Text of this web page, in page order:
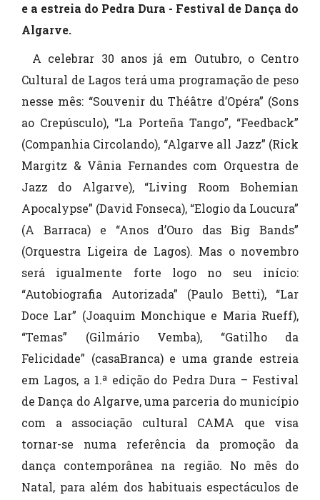
e a estreia do Pedra Dura - Festival de Dança do
Algarve.
A celebrar 30 anos já em Outubro, o Centro
Cultural de Lagos terá uma programação de peso
nesse mês: “Souvenir du Théâtre d’Opéra” (Sons
ao Crepúsculo), “La Porteña Tango”, “Feedback”
(Companhia Circolando), “Algarve all Jazz” (Rick
Margitz & Vânia Fernandes com Orquestra de
Jazz do Algarve), “Living Room Bohemian
Apocalypse” (David Fonseca), “Elogio da Loucura”
(A Barraca) e “Anos d’Ouro das Big Bands”
(Orquestra Ligeira de Lagos). Mas o novembro
será igualmente forte logo no seu início:
“Autobiografia Autorizada” (Paulo Betti), “Lar
Doce Lar” (Joaquim Monchique e Maria Rueff),
“Temas” (Gilmário Vemba), “Gatilho da
Felicidade” (casaBranca) e uma grande estreia
em Lagos, a 1.ª edição do Pedra Dura – Festival
de Dança do Algarve, uma parceria do município
com a associação cultural CAMA que visa
tornar-se numa referência da promoção da
dança contemporânea na região. No mês do
Natal, para além dos habituais espectáculos de